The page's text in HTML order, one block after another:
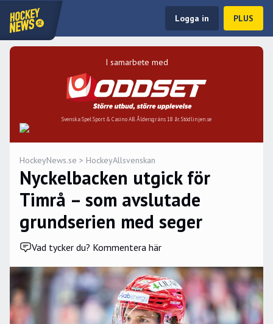
Logga in PLUS
I samarbete med
Svenska Spel Sport & Casino AB. Åldersgräns 18 år. Stödlinjen.se
HockeyNews.se > HockeyAllsvenskan
Nyckelbacken utgick för
Timrå – som avslutade
grundserien med seger
Vad tycker du? Kommentera här